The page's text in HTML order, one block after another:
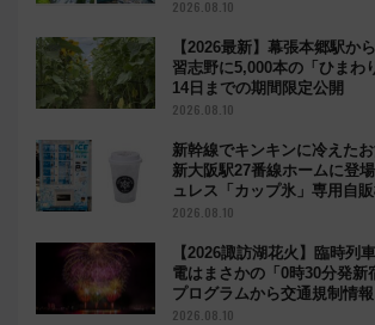
報も
2026.08.10
【2026最新】幕張本郷駅か
習志野に5,000本の「ひまわ
14日までの期間限定公開
2026.08.10
新幹線でキンキンに冷えた
新大阪駅27番線ホームに登
ュレス「カップ氷」専用自販
2026.08.10
【2026諏訪湖花火】臨時列
電はまさかの「0時30分発
プログラムから交通規制情
徹底解説
2026.08.10